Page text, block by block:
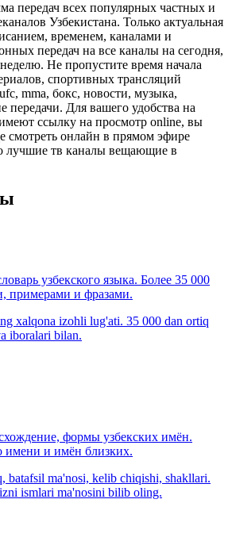
передач всех популярных частных и
Узбекистана. Только актуальная
временем, каналами и
передач на все каналы на сегодня,
Не пропустите время начала
спортивных трансляций
mma, бокс, новости, музыка,
передачи. Для вашего удобства на
ссылку на просмотр online, вы
смотреть онлайн в прямом эфире
лучшие тв каналы вещающие в
узбекского языка. Более 35 000
примерами и фразами.
xalqona izohli lug'ati. 35 000 dan ortiq
iboralari bilan.
формы узбекских имён.
имени и имён близких.
batafsil ma'nosi, kelib chiqishi, shakllari.
ismlari ma'nosini bilib oling.